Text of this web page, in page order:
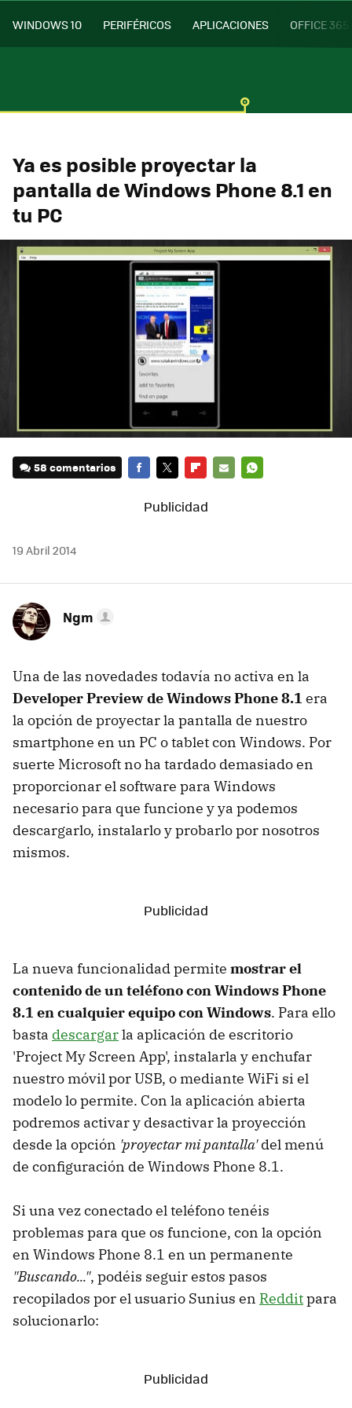
WINDOWS 10 PERIFÉRICOS APLICACIONES OFFICE 365
Ya es posible proyectar la
pantalla de Windows Phone 8.1 en
tu PC
58 comentarios
19 Abril 2014
Ngm
Una de las novedades todavía no activa en la
Developer Preview de Windows Phone 8.1 era
la opción de proyectar la pantalla de nuestro
smartphone en un PC o tablet con Windows. Por
suerte Microsoft no ha tardado demasiado en
proporcionar el software para Windows
necesario para que funcione y ya podemos
descargarlo, instalarlo y probarlo por nosotros
mismos.
La nueva funcionalidad permite mostrar el
contenido de un teléfono con Windows Phone
8.1 en cualquier equipo con Windows. Para ello
basta descargarla aplicación de escritorio
'Project My Screen App', instalarla y enchufar
nuestro móvil por USB, o mediante WiFi si el
modelo lo permite. Con la aplicación abierta
podremos activar y desactivar la proyección
desde la opción 'proyectar mi pantalla'del menú
de configuración de Windows Phone 8.1.
Si una vez conectado el teléfono tenéis
problemas para que os funcione, con la opción
en Windows Phone 8.1 en un permanente
"Buscando...", podéis seguir estos pasos
recopilados por el usuario Sunius en Redditpara
solucionarlo: